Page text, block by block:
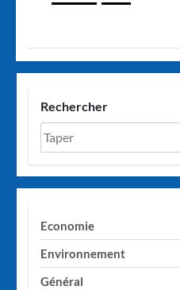
Rechercher
Economie
Environnement
Général